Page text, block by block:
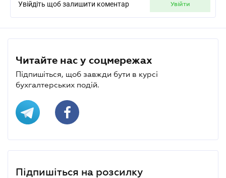
Увійдіть щоб залишити коментар увійти
Читайте нас у соцмережах
Підпишіться, щоб завжди бути в курсі
бухгалтерських подій.
Підпишіться на розсилку